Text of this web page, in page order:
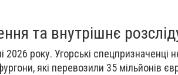
та внутрішнє
2026 року. Угорські спецпризначенці
які перевозили 35 мільйонів